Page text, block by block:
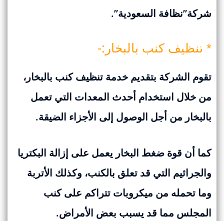
شركة”نظافة السعودية”.
* تنظيف كنب بالبخار:-
تقوم الشركة بتقديم خدمة تنظيف كنب بالبخار،
من خلال استخدام أحدث المعدات التي تعمل
بالبخار من أجل الوصول إلى الأجزاء الضيقة.
كما أن قوة ضغط البخار يعمل على إزالة البكتريا
والجراثيم التي قد تعلق بالكنب، وكذلك الأتربة
وما تحمله من ميكروبات تتراكم على كنب
المجلس مما قد يسبب بعض الأمراض.